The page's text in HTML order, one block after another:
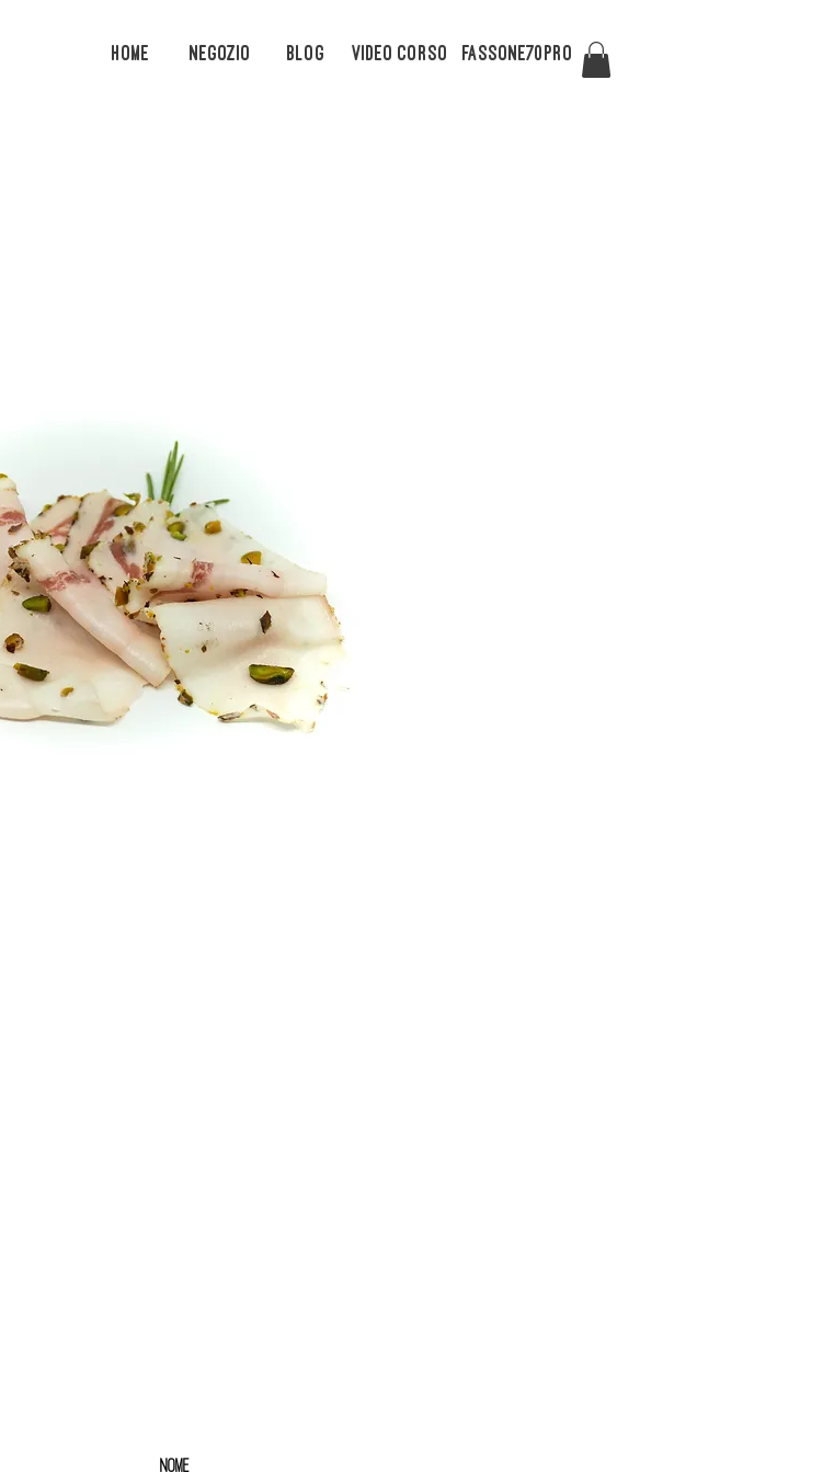
Home Negozio Blog Video Corso FASSONE70PRO